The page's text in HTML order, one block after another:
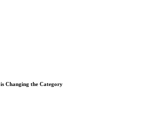
Changing the Category